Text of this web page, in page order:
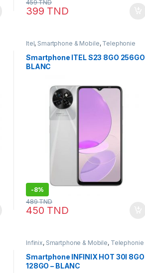
399 TND
459TND
Itel, Smartphone & Mobile, Telephonie
Smartphone ITEL S23 8GO 256GO
BLANC
-8%
450 TND
489TND
Infinix, Smartphone & Mobile, Telephonie
Smartphone INFINIX HOT 30I 8GO
128GO – BLANC